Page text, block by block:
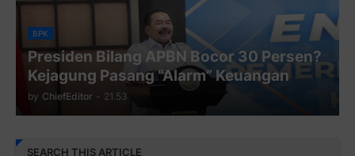
BPK
Presiden Bilang APBN Bocor 30 Persen?
Kejagung Pasang “Alarm” Keuangan
by ChiefEditor - 21.53
SEARCH THIS ARTICLE